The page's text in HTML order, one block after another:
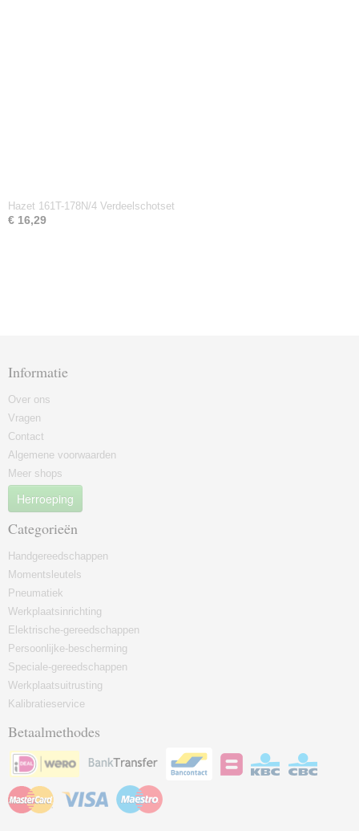
Hazet 161T-178N/4 Verdeelschotset
€ 16,29
Informatie
Over ons
Vragen
Contact
Algemene voorwaarden
Meer shops
Herroeping
Categorieën
Handgereedschappen
Momentsleutels
Pneumatiek
Werkplaatsinrichting
Elektrische-gereedschappen
Persoonlijke-bescherming
Speciale-gereedschappen
Werkplaatsuitrusting
Kalibratieservice
Betaalmethodes